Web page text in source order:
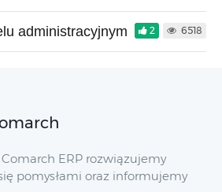
administracyjnym 2 6518
ERP rozwiązujemy
pomysłami oraz informujemy